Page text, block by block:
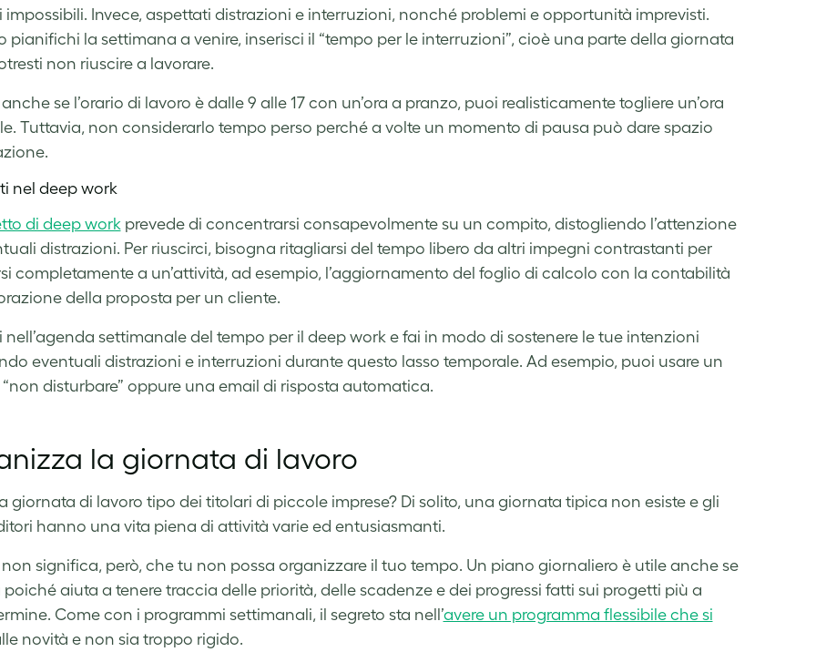
impossibili. Invece, aspettati distrazioni e interruzioni, nonché problemi e opportunità imprevisti.
pianifichi la settimana a venire, inserisci il “tempo per le interruzioni”, cioè una parte della giornata
non riuscire a lavorare.
se l’orario di lavoro è dalle 9 alle 17 con un’ora a pranzo, puoi realisticamente togliere un’ora
Tuttavia, non considerarlo tempo perso perché a volte un momento di pausa può dare spazio
nel deep work
di deep workprevede di concentrarsi consapevolmente su un compito, distogliendo l’attenzione
distrazioni. Per riuscirci, bisogna ritagliarsi del tempo libero da altri impegni contrastanti per
completamente a un’attività, ad esempio, l’aggiornamento del foglio di calcolo con la contabilità
della proposta per un cliente.
nell’agenda settimanale del tempo per il deep work e fai in modo di sostenere le tue intenzioni
eventuali distrazioni e interruzioni durante questo lasso temporale. Ad esempio, puoi usare un
disturbare” oppure una email di risposta automatica.
la giornata di lavoro
giornata di lavoro tipo dei titolari di piccole imprese? Di solito, una giornata tipica non esiste e gli
hanno una vita piena di attività varie ed entusiasmanti.
significa, però, che tu non possa organizzare il tuo tempo. Un piano giornaliero è utile anche se
aiuta a tenere traccia delle priorità, delle scadenze e dei progressi fatti sui progetti più a
Come con i programmi settimanali, il segreto sta nell’avere un programma flessibile che si
novità e non sia troppo rigido.